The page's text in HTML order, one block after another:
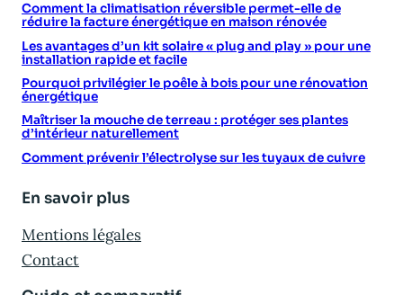
Comment la climatisation réversible permet-elle de
réduire la facture énergétique en maison rénovée
Les avantages d’un kit solaire « plug and play » pour une
installation rapide et facile
Pourquoi privilégier le poêle à bois pour une rénovation
énergétique
Maîtriser la mouche de terreau : protéger ses plantes
d’intérieur naturellement
Comment prévenir l’électrolyse sur les tuyaux de cuivre
En savoir plus
Mentions légales
Contact